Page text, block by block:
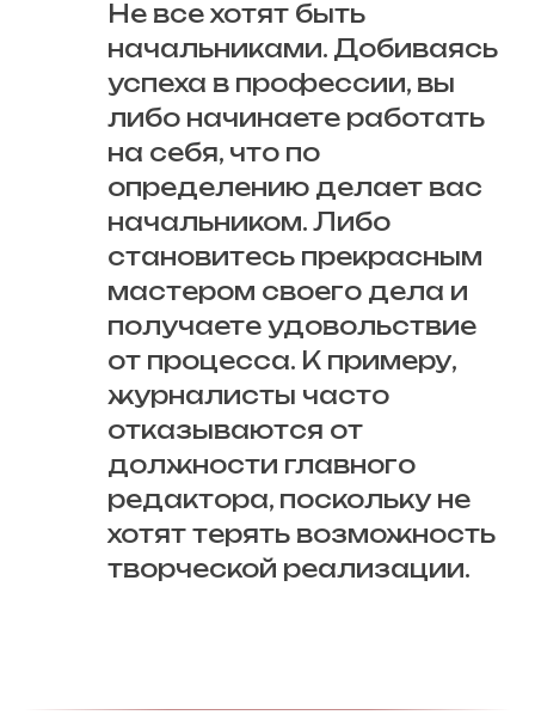
Не все хотят быть
начальниками. Добиваясь
успеха в профессии, вы
либо начинаете работать
на себя, что по
определению делает вас
начальником. Либо
становитесь прекрасным
мастером своего дела и
получаете удовольствие
от процесса. К примеру,
журналисты часто
отказываются от
должности главного
редактора, поскольку не
хотят терять возможность
творческой реализации.